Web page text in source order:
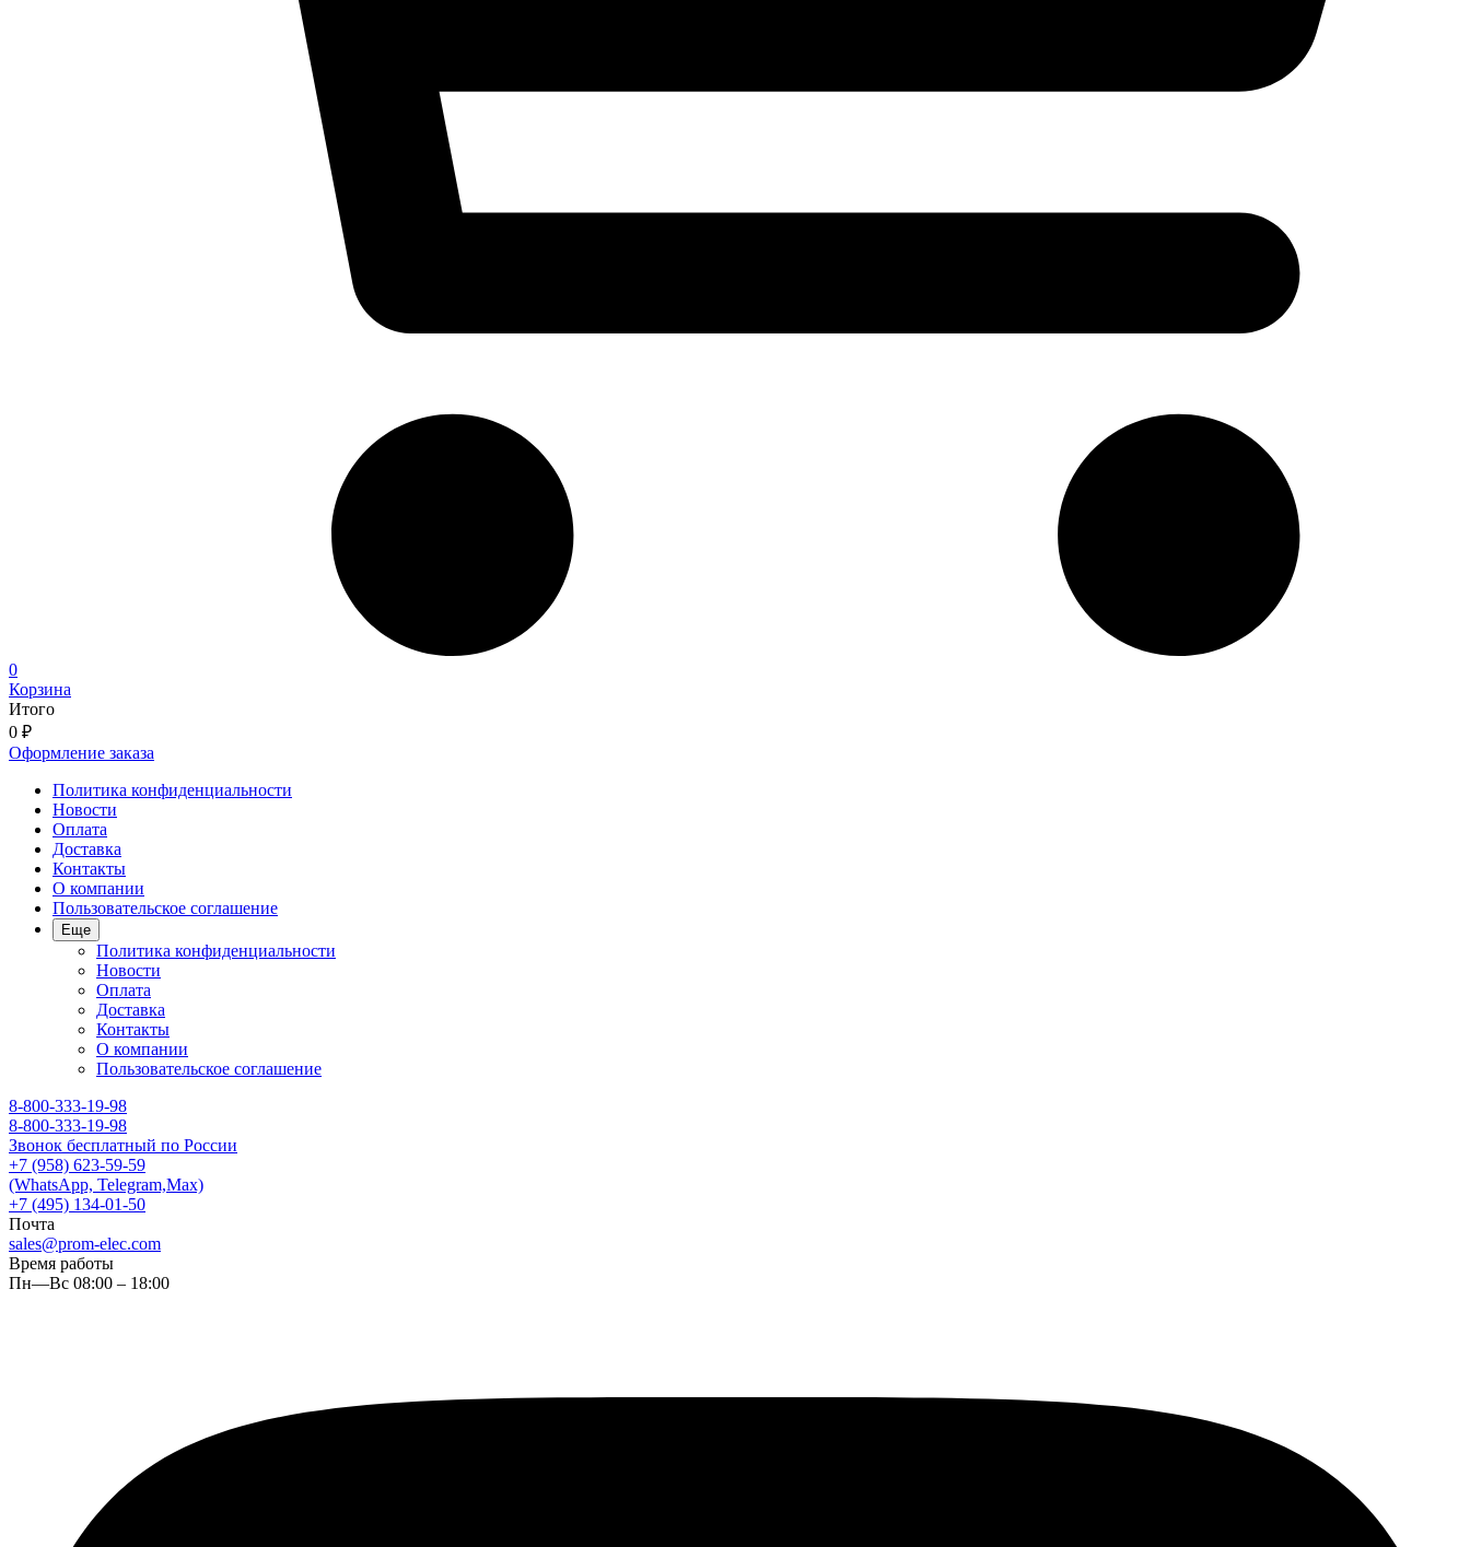
0
Корзина
Итого
0 ₽
Оформление заказа
Политика конфиденциальности
Новости
Оплата
Доставка
Контакты
О компании
Пользовательское соглашение
Еще
Политика конфиденциальности
Новости
Оплата
Доставка
Контакты
О компании
Пользовательское соглашение
8-800-333-19-98
8-800-333-19-98
Звонок бесплатный по России
+7 (958) 623-59-59
(WhatsApp, Telegram,Max)
+7 (495) 134-01-50
Почта
sales@prom-elec.com
Время работы
Пн—Вс 08:00 – 18:00